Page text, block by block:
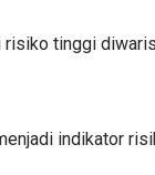
tinggi
indikator